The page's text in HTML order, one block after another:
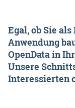
Egal, ob Sie
Anwendung
OpenData in
Unsere
Interessierten